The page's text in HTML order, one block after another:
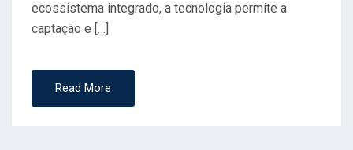
ecossistema integrado, a tecnologia permite a
captação e […]
Read More